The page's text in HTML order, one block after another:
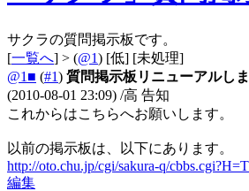
サクラの質問掲示板です。
[一覧へ] > (@1) [低] [未処理]
@1■ (#1) 質問掲示板リニューアルし
(2010-08-01 23:09) /高 告知
これからはこちらへお願いします。
以前の掲示板は、以下にあります。
http://oto.chu.jp/cgi/sakura-q/
編集